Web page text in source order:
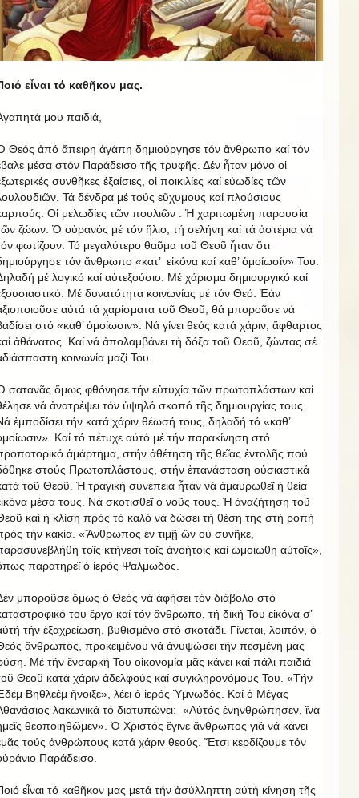
εἶναι τό καθῆκον μας.
μου παιδιά,
Θεός ἀπό ἄπειρη ἀγάπη δημιούργησε τόν ἄνθρωπο καί τόν
μέσα στόν Παράδεισο τῆς τρυφῆς. Δέν ἦταν μόνο οἱ
συνθῆκες ἐξαίσιες, οἱ ποικιλίες καί εὐωδίες τῶν
Τά δένδρα μέ τούς εὔχυμους καί πλούσιους
Οἱ μελωδίες τῶν πουλιῶν . Ἡ χαριτωμένη παρουσία
ζώων. Ὁ οὐρανός μέ τόν ἥλιο, τή σελήνη καί τά ἀστέρια νά
φωτίζουν. Τό μεγαλύτερο θαῦμα τοῦ Θεοῦ ἦταν ὅτι
τόν ἄνθρωπο «κατ’ εἰκόνα καί καθ’ ὁμοίωσίν» Του.
μέ λογικό καί αὐτεξούσιο. Μέ χάρισμα δημιουργικό καί
Μέ δυνατότητα κοινωνίας μέ τόν Θεό. Ἐάν
αὐτά τά χαρίσματα τοῦ Θεοῦ, θά μποροῦσε νά
στό «καθ’ ὁμοίωσιν». Νά γίνει θεός κατά χάριν, ἄφθαρτος
ἀθάνατος. Καί νά ἀπολαμβάνει τή δόξα τοῦ Θεοῦ, ζώντας σέ
κοινωνία μαζί Του.
σατανᾶς ὅμως φθόνησε τήν εὐτυχία τῶν πρωτοπλάστων καί
νά ἀνατρέψει τόν ὑψηλό σκοπό τῆς δημιουργίας τους.
ἐμποδίσει τήν κατά χάριν θέωσή τους, δηλαδή τό «καθ’
Καί τό πέτυχε αὐτό μέ τήν παρακίνηση στό
ἁμάρτημα, στήν ἀθέτηση τῆς θεῖας ἐντολῆς πού
στούς Πρωτοπλάστους, στήν ἐπανάσταση οὐσιαστικά
τοῦ Θεοῦ. Ἡ τραγική συνέπεια ἦταν νά ἀμαυρωθεῖ ἡ θεία
μέσα τους. Νά σκοτισθεῖ ὁ νοῦς τους. Ἡ ἀναζήτηση τοῦ
καί ἡ κλίση πρός τό καλό νά δώσει τή θέση της στή ροπή
τήν κακία. «Ἄνθρωπος ἐν τιμῇ ὤν οὐ συνῆκε,
τοῖς κτήνεσι τοῖς ἀνοήτοις καί ὡμοιώθη αὐτοῖς»,
παρατηρεῖ ὁ ἱερός Ψαλμωδός.
μποροῦσε ὅμως ὁ Θεός νά ἀφήσει τόν διάβολο στό
του ἔργο καί τόν ἄνθρωπο, τή δική Του εἰκόνα σ’
τήν ἐξαχρείωση, βυθισμένο στό σκοτάδι. Γίνεται, λοιπόν, ὁ
ἄνθρωπος, προκειμένου νά ἀνυψώσει τήν πεσμένη μας
Μέ τήν ἔνσαρκή Του οἰκονομία μᾶς κάνει καί πάλι παιδιά
Θεοῦ κατά χάριν ἀδελφούς καί συγκληρονόμους Του. «Τήν
Βηθλεέμ ἤνοιξε», λέει ὁ ἱερός Ὑμνωδός. Καί ὁ Μέγας
λακωνικά τό διατυπώνει: «Αὐτός ἐνηνθρώπησεν, ἵνα
θεοποιηθῶμεν». Ὁ Χριστός ἔγινε ἄνθρωπος γιά νά κάνει
τούς ἀνθρώπους κατά χάριν θεούς. Ἔτσι κερδίζουμε τόν
Παράδεισο.
εἶναι τό καθῆκον μας μετά τήν ἀσύλληπτη αύτή κίνηση τῆς